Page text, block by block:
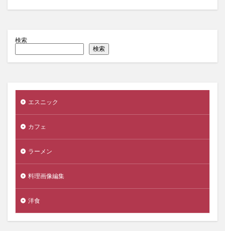
検索
検索
エスニック
カフェ
ラーメン
料理画像編集
洋食